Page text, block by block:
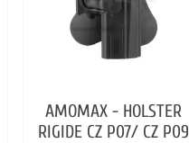
AMOMAX - HOLSTER
RIGIDE CZ P07/ CZ P09